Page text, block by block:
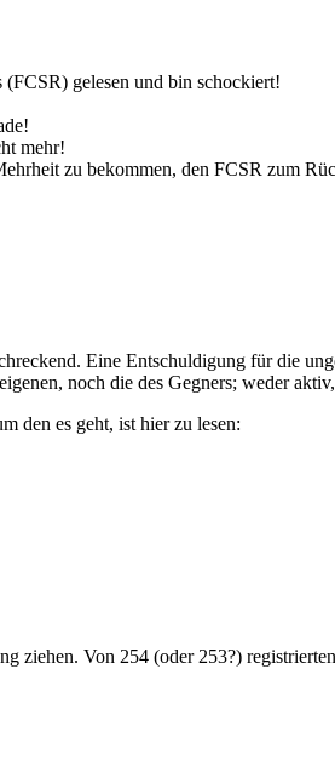
(FCSR) gelesen und bin schockiert!
mehr!
zu bekommen, den FCSR zum
Eine Entschuldigung für die
noch die des Gegners; weder
den es geht, ist hier zu lesen:
ziehen. Von 254 (oder 253?)